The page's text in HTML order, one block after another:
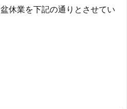
休業を下記の通りとさせてい